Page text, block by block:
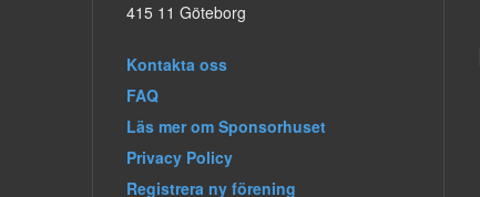
415 11 Göteborg
Kontakta oss
FAQ
Läs mer om Sponsorhuset
Privacy Policy
Registrera ny förening